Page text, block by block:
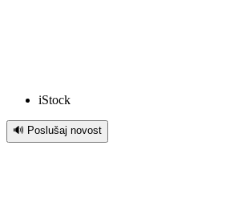
iStock
🔊 Poslušaj novost